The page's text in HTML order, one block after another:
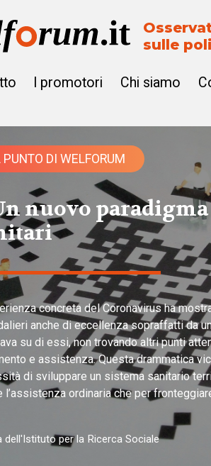
sulle
I promotori Chi siamo
PUNTO DI WELFORUM
nuovo
concreta del Coronavirus ha
anche di eccellenza sopraffatti da
su di essi, non trovando altri punti
e assistenza. Questa drammatica
di sviluppare un sistema sanitario
l’assistenza ordinaria che per
dell'Istituto per la Ricerca Sociale